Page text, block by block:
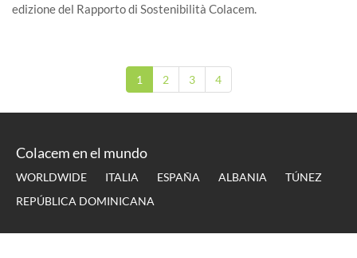
edizione del Rapporto di Sostenibilità Colacem.
1 2 3 4
Colacem en el mundo
WORLDWIDE ITALIA ESPAÑA ALBANIA
TÚNEZ
REPÚBLICA DOMINICANA